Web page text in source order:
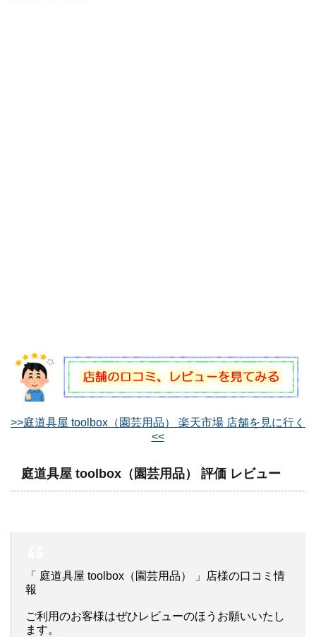
>>庭道具屋 toolbox（園芸用品） 楽天市場 店舗を見に行く
<<
庭道具屋 toolbox（園芸用品） 評価 レビュー
「 庭道具屋 toolbox（園芸用品） 」店様の口コミ情
報
ご利用のお客様はぜひレビューのほうお願いいたし
ます。